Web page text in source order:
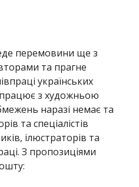
перемовини ще з
та прагне
українських
з художньою
наразі немає та
та спеціалістів
ілюстраторів та
З пропозиціями